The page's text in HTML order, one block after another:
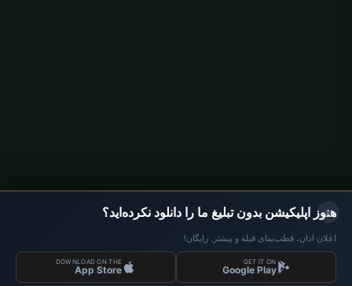
داده‌ها: Diyanet İşleri Başkanlığı | اوقات نماز © 2026
×
هنوز اپلیکیشن بدون تبلیغ ما را دانلود نکرده‌اید؟
اعلان اذان، قطب‌نمای قبله و بیشتر. رایگان!
GET IT ON
Google Play
DOWNLOAD ON THE
App Store